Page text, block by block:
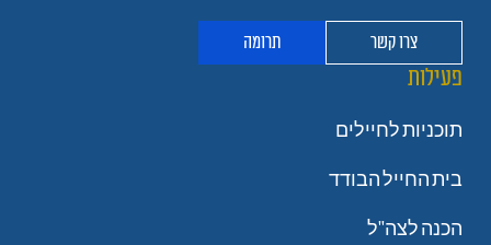
צרו קשר תרומה
פעילות
תוכניות לחיילים
בית החייל הבודד
הכנה לצה"ל